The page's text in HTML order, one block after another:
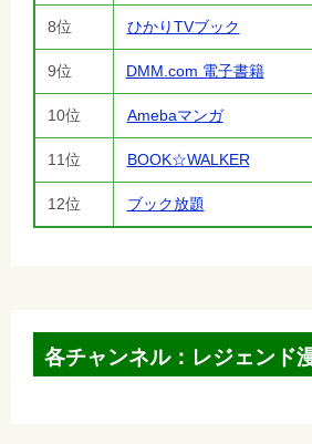
8位 ひかりTVブック
9位 DMM.com 電子書籍
10位 Amebaマンガ
11位 BOOK☆WALKER
12位 ブック放題
各チャンネル：レジェンド